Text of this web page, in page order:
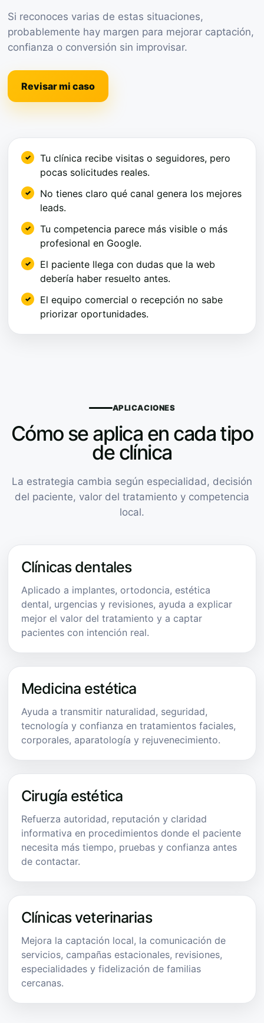
Si reconoces varias de estas situaciones,
probablemente hay margen para mejorar captación,
confianza o conversión sin improvisar.
Revisar mi caso
Tu clínica recibe visitas o seguidores, pero
pocas solicitudes reales.
No tienes claro qué canal genera los mejores
leads.
Tu competencia parece más visible o más
profesional en Google.
El paciente llega con dudas que la web
debería haber resuelto antes.
El equipo comercial o recepción no sabe
priorizar oportunidades.
APLICACIONES
Cómo se aplica en cada tipo
de clínica
La estrategia cambia según especialidad, decisión
del paciente, valor del tratamiento y competencia
local.
Clínicas dentales
Aplicado a implantes, ortodoncia, estética
dental, urgencias y revisiones, ayuda a explicar
mejor el valor del tratamiento y a captar
pacientes con intención real.
Medicina estética
Ayuda a transmitir naturalidad, seguridad,
tecnología y confianza en tratamientos faciales,
corporales, aparatología y rejuvenecimiento.
Cirugía estética
Refuerza autoridad, reputación y claridad
informativa en procedimientos donde el paciente
necesita más tiempo, pruebas y confianza antes
de contactar.
Clínicas veterinarias
Mejora la captación local, la comunicación de
servicios, campañas estacionales, revisiones,
especialidades y fidelización de familias
cercanas.